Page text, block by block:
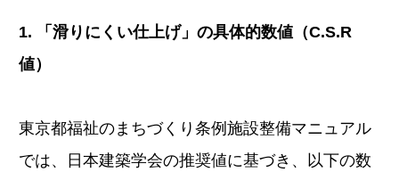
1. 「滑りにくい仕上げ」の具体的数値（C.S.R
値）
東京都福祉のまちづくり条例施設整備マニュアル
では、日本建築学会の推奨値に基づき、以下の数